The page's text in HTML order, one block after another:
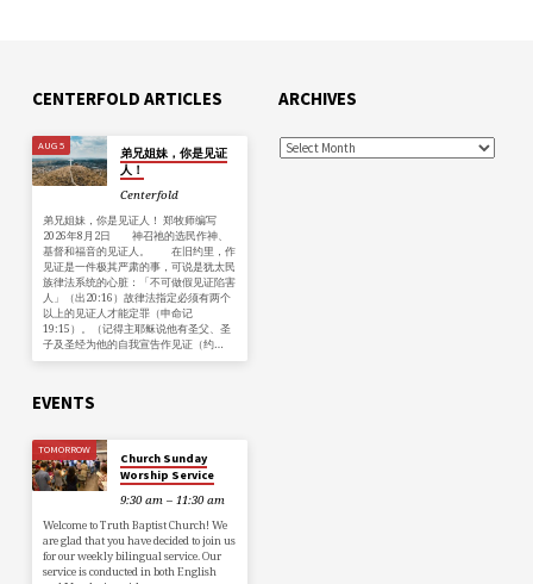
CENTERFOLD ARTICLES
AUG 5
弟兄姐妹，你是见证
人！
Centerfold
弟兄姐妹，你是见证人！ 郑牧师编写
2026年8月2日 神召祂的选民作神、
基督和福音的见证人。 在旧约里，作
见证是一件极其严肃的事，可说是犹太民
族律法系统的心脏：「不可做假见证陷害
人」（出20:16）故律法指定必须有两个
以上的见证人才能定罪（申命记
19:15）。（记得主耶稣说他有圣父、圣
子及圣经为他的自我宣告作见证（约…
ARCHIVES
EVENTS
TOMORROW
Church Sunday
Worship Service
9:30 am – 11:30 am
Welcome to Truth Baptist Church! We
are glad that you have decided to join us
for our weekly bilingual service. Our
service is conducted in both English